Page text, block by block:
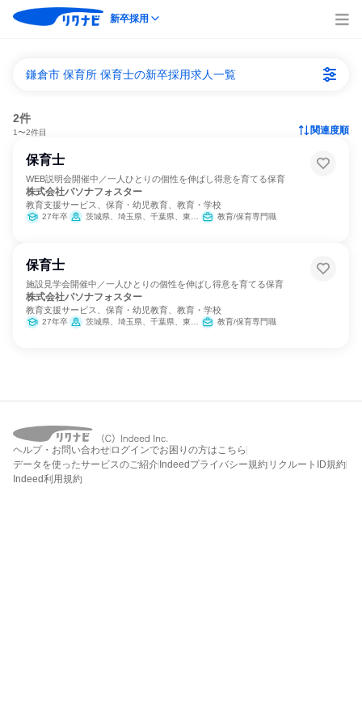
新卒採用
鎌倉市 保育所 保育士の新卒採用求人一覧
2件
1〜2件目 関連度順
保育士
WEB説明会開催中／一人ひとりの個性を伸ばし得意を育てる保育
株式会社パソナフォスター
教育支援サービス、保育・幼児教育、教育・学校
27年卒 茨城県、埼玉県、千葉県、東京都、神奈川県、大阪府 教育/保育専門職
保育士
施設見学会開催中／一人ひとりの個性を伸ばし得意を育てる保育
株式会社パソナフォスター
教育支援サービス、保育・幼児教育、教育・学校
27年卒 茨城県、埼玉県、千葉県、東京都、神奈川県、大阪府 教育/保育専門職
ヘルプ・お問い合わせ ログインでお困りの方はこちら
データを使ったサービスのご紹介 Indeedプライバシー規約 リクルートID規約
Indeed利用規約